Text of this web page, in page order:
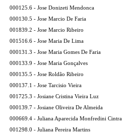
000125.6 - Jose Donizeti Mendonca
000130.5 - Jose Marcio De Faria
001839.2 - Jose Marcio Ribeiro
001516.6 - Jose Maria De Lima
000131.3 - Jose Maria Gomes De Faria
000133.9 - Jose Maria Gonçalves
000135.5 - Jose Roldão Ribeiro
000137.1 - Jose Tarcisio Vieira
001725.3 - Josiane Cristina Vieira Luz
000139.7 - Josiane Oliveira De Almeida
000669.4 - Juliana Aparecida Monfredini Cintra
001298.0 - Juliana Pereira Martins